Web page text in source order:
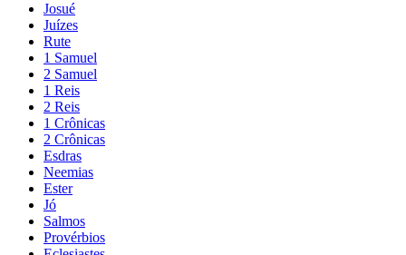
Josué
Juízes
Rute
1 Samuel
2 Samuel
1 Reis
2 Reis
1 Crônicas
2 Crônicas
Esdras
Neemias
Ester
Jó
Salmos
Provérbios